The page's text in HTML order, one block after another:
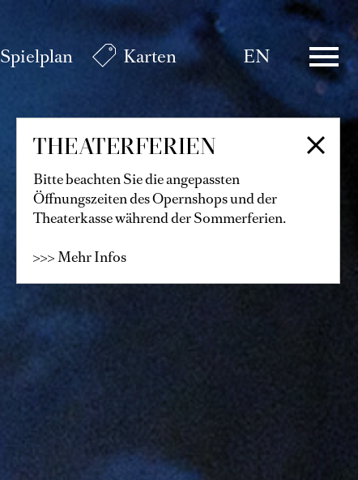
Spielplan
Karten EN
THEATERFERIEN
Bitte beachten Sie die angepassten
Öffnungszeiten des Opernshops und der
Theaterkasse während der Sommerferien.
>>> Mehr Infos